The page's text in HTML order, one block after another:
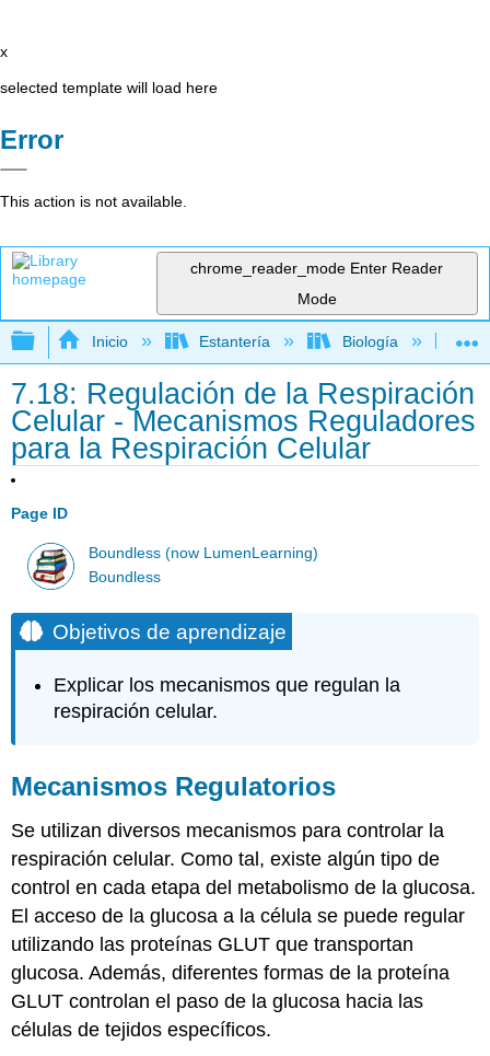
x
selected template will load here
Error
This action is not available.
chrome_reader_mode Enter Reader
Mode
Expandir/contraer jerarquía global
Inicio Estantería Biología
7.18: Regulación de la Respiración
Celular - Mecanismos Reguladores
para la Respiración Celular
Page ID
Boundless (now LumenLearning)
Boundless
Objetivos de aprendizaje
Explicar los mecanismos que regulan la
respiración celular.
Mecanismos Regulatorios
Se utilizan diversos mecanismos para controlar la
respiración celular. Como tal, existe algún tipo de
control en cada etapa del metabolismo de la glucosa.
El acceso de la glucosa a la célula se puede regular
utilizando las proteínas GLUT que transportan
glucosa. Además, diferentes formas de la proteína
GLUT controlan el paso de la glucosa hacia las
células de tejidos específicos.